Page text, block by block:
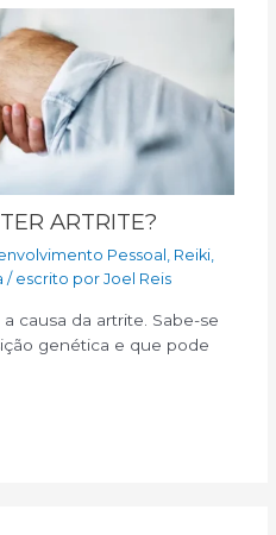
ARTRITE?
Pessoal , Reiki,
/ escrito por Joel Reis
causa da artrite. Sabe-se
genética e que pode